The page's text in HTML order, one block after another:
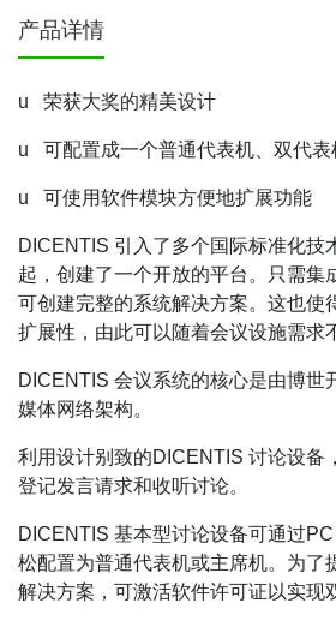
产品详情
u 荣获大奖的精美设计
u 可配置成一个普通代表机、双代
u 可使用软件模块方便地扩展功能
DICENTIS 引入了多个国际标准化技
起，创建了一个开放的平台。只需集
可创建完整的系统解决方案。这也使
扩展性，由此可以随着会议设施需求
DICENTIS 会议系统的核心是由博世
媒体网络架构。
利用设计别致的DICENTIS 讨论设备
登记发言请求和收听讨论。
DICENTIS 基本型讨论设备可通过
松配置为普通代表机或主席机。为了
解决方案，可激活软件许可证以实现